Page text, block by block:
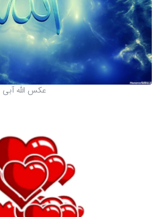
عکس الله آبی